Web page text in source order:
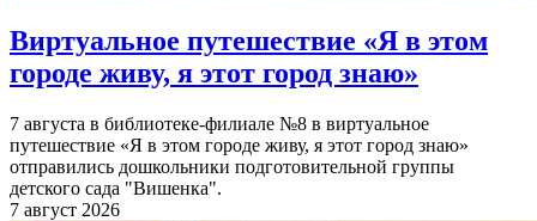
Виртуальное путешествие «Я в этом
городе живу, я этот город знаю»
7 августа в библиотеке-филиале №8 в виртуальное
путешествие «Я в этом городе живу, я этот город знаю»
отправились дошкольники подготовительной группы
детского сада "Вишенка".
7 август 2026